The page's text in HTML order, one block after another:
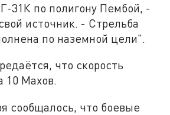
31К по полигону Пембой, -
источник. - Стрельба
по наземной цели".
что скорость
10 Махов.
сообщалось, что боевые